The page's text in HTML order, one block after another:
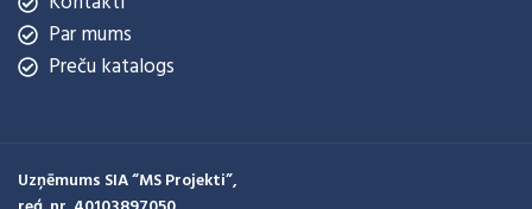
Par mums
Preču katalogs
Uzņēmums SIA “MS Projekti”,